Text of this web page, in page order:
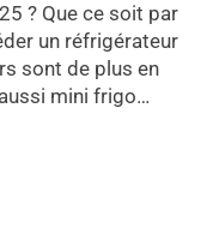
? Que ce soit par
un réfrigérateur
sont de plus en
mini frigo…